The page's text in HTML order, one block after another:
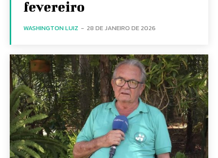
fevereiro
WASHINGTON LUIZ - 28 DE JANEIRO DE 2026